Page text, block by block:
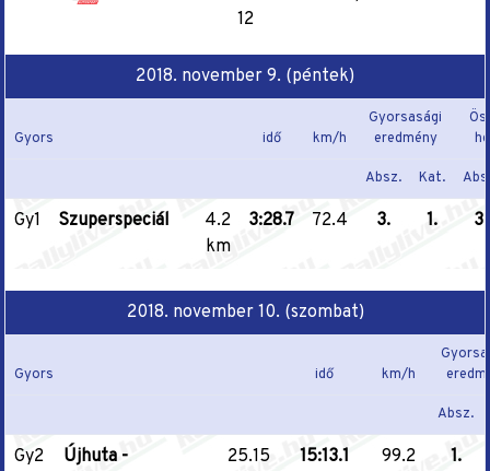
12
2018. november 9. (péntek)
Gyors idő km/h
Gyorsasági
eredmény
Absz. Kat.
Gy1 Szuperspeciál
4.2
km
3:28.7 72.4 3. 1. 3.
2018. november 10. (szombat)
Gyors idő km/h
Absz.
Gy2
Újhuta -
25.15
15:13.1 99.2 1.